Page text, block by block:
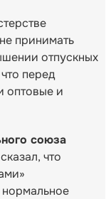
принимать
отпускных
перед
оптовые и
союза
сказал, что